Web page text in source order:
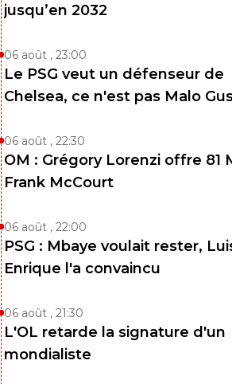
jusqu’en 2032
06 août , 23:00
Le PSG veut un défenseur de
Chelsea, ce n'est pas Malo
06 août , 22:30
OM : Grégory Lorenzi offre 81
Frank McCourt
06 août , 22:00
PSG : Mbaye voulait rester,
Enrique l'a convaincu
06 août , 21:30
L'OL retarde la signature d'un
mondialiste